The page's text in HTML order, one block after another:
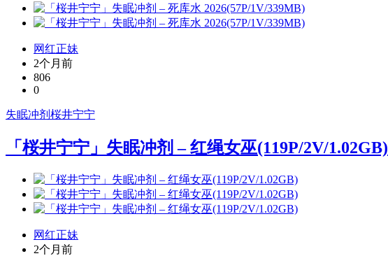
网红正妹
2个月前
806
0
失眠冲剂 桜井宁宁
「桜井宁宁」失眠冲剂 – 红绳女巫(119P/2V/1.02GB)
网红正妹
2个月前